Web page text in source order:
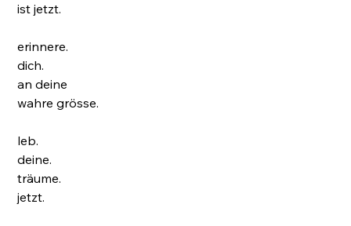
ist jetzt.
erinnere.
dich.
an deine
wahre grösse.
leb.
deine.
träume.
jetzt.